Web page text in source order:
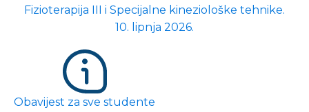
Fizioterapija III i Specijalne kineziološke tehnike.
10. lipnja 2026.
Obavijest za sve studente